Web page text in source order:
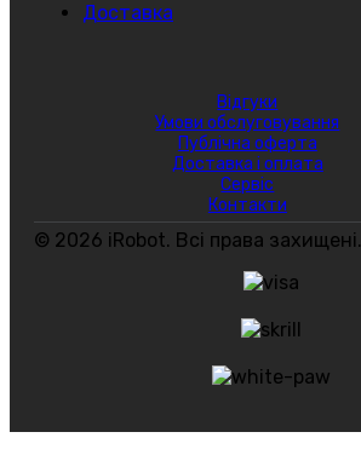
Доставка
Відгуки
Умови обслуговування
Публічна оферта
Доставка і оплата
Сервіс
Контакти
© 2026 iRobot. Всі права захищені.